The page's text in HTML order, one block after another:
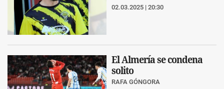
02.03.2025 | 20:30
El Almería se condena
solito
RAFA GÓNGORA